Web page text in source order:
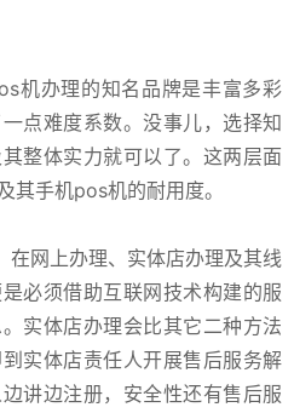
机办理的知名品牌是丰富多彩
点难度系数。没事儿，选择知
整体实力就可以了。这两层面
其手机pos机的耐用度。
网上办理、实体店办理及其线
必须借助互联网技术构建的服
实体店办理会比其它二种方法
实体店责任人开展售后服务解
讲边注册，安全性还有售后服